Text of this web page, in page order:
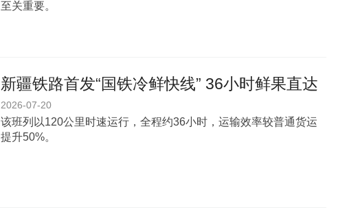
至关重要。
新疆铁路首发“国铁冷鲜快线” 36小时鲜果直达
2026-07-20
该班列以120公里时速运行，全程约36小时，运输效率较普通货运
提升50%。